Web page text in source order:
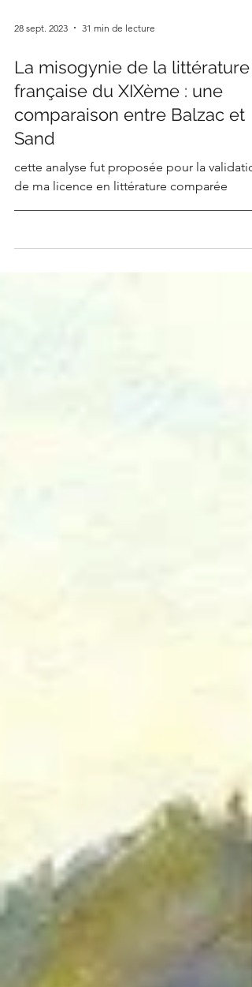
28 sept. 2023 31 min de lecture
La misogynie de la littérature
française du XIXème : une
comparaison entre Balzac et
Sand
cette analyse fut proposée pour la